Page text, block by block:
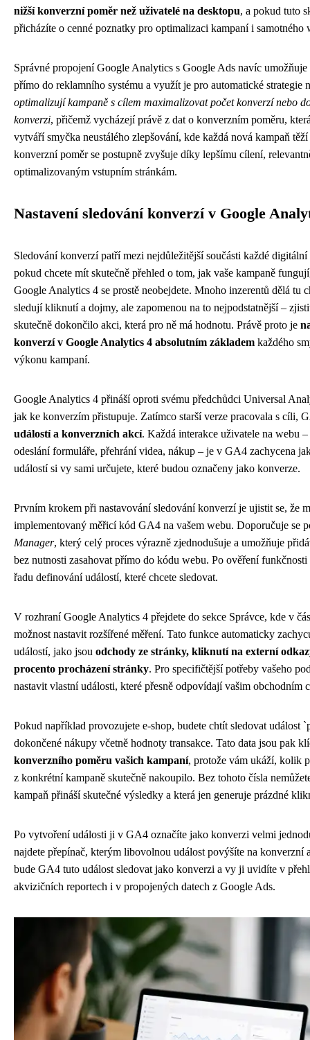
nižší konverzní poměr než uživatelé na desktopu, a pokud tuto
přicházíte o cenné poznatky pro optimalizaci kampaní i samotného
Správné propojení Google Analytics s Google Ads navíc
přímo do reklamního systému a využít je pro automatické strategie
optimalizují kampaně s cílem maximalizovat počet konverzí nebo
konverzi, přičemž vycházejí právě z dat o konverzním poměru,
vytváří smyčka neustálého zlepšování, kde každá nová kampaň
konverzní poměr se postupně zvyšuje díky lepšímu cílení,
optimalizovaným vstupním stránkám.
Nastavení sledování konverzí v Google
Sledování konverzí patří mezi nejdůležitější součásti každé digitální
pokud chcete mít skutečně přehled o tom, jak vaše kampaně
Google Analytics 4 se prostě neobejdete. Mnoho inzerentů dělá tu
sledují kliknutí a dojmy, ale zapomenou na to nejpodstatnější –
skutečně dokončilo akci, která pro ně má hodnotu. Právě proto je
konverzí v Google Analytics 4 absolutním základem každého
výkonu kampaní.
Google Analytics 4 přináší oproti svému předchůdci Universal
jak ke konverzím přistupuje. Zatímco starší verze pracovala s cíli,
událostí a konverzních akcí. Každá interakce uživatele na webu
odeslání formuláře, přehrání videa, nákup – je v GA4 zachycena
událostí si vy sami určujete, které budou označeny jako konverze.
Prvním krokem při nastavování sledování konverzí je ujistit se, že
implementovaný měřicí kód GA4 na vašem webu. Doporučuje se
Manager, který celý proces výrazně zjednodušuje a umožňuje
bez nutnosti zasahovat přímo do kódu webu. Po ověření
řadu definování událostí, které chcete sledovat.
V rozhraní Google Analytics 4 přejdete do sekce Správce, kde v
možnost nastavit rozšířené měření. Tato funkce automaticky
událostí, jako jsou odchody ze stránky, kliknutí na externí
procento procházení stránky. Pro specifičtější potřeby vašeho
nastavit vlastní události, které přesně odpovídají vašim obchodním
Pokud například provozujete e-shop, budete chtít sledovat událost
dokončené nákupy včetně hodnoty transakce. Tato data jsou pak
konverzního poměru vašich kampaní, protože vám ukáží, kolik
z konkrétní kampaně skutečně nakoupilo. Bez tohoto čísla
kampaň přináší skutečné výsledky a která jen generuje prázdné
Po vytvoření události ji v GA4 označíte jako konverzi velmi
najdete přepínač, kterým libovolnou událost povýšíte na konverzní
bude GA4 tuto událost sledovat jako konverzi a vy ji uvidíte v
akvizičních reportech i v propojených datech z Google Ads.